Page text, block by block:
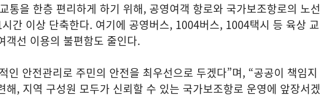
통을 한층 편리하게 하기 위해, 공영여객 항로와 국가보조항로의 노선
간 이상 단축한다. 여기에 공영버스, 1004버스, 1004택시 등 육상 교
객선 이용의 불편함도 줄인다.
인 안전관리로 주민의 안전을 최우선으로 두겠다”며, “공공이 책임지
해, 지역 구성원 모두가 신뢰할 수 있는 국가보조항로 운영에 앞장서겠